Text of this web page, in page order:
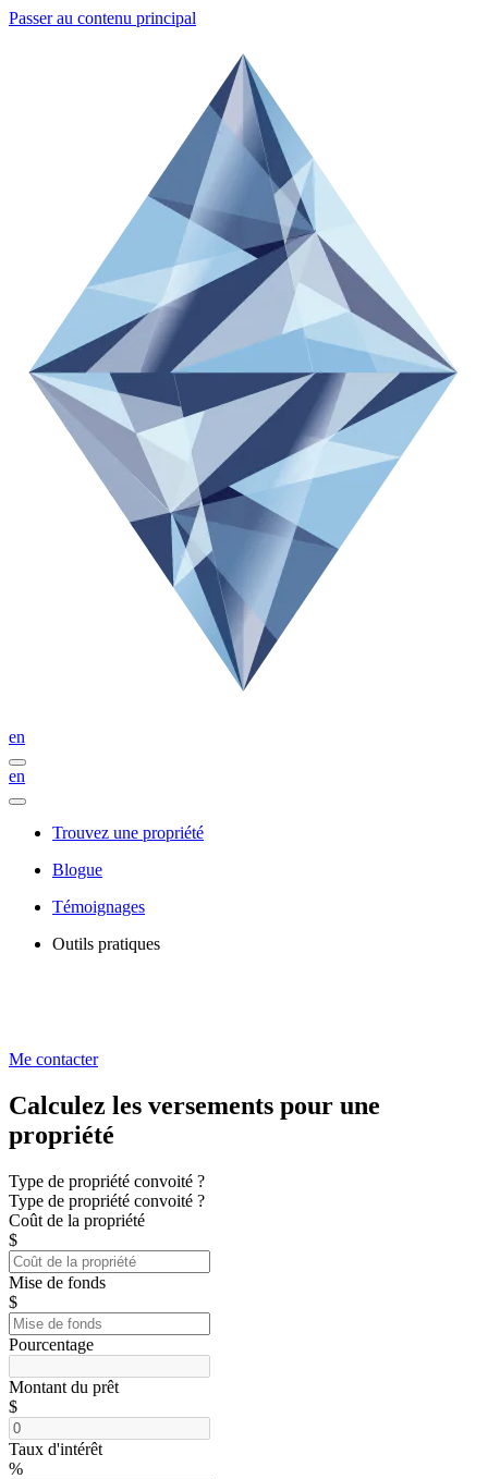
Passer au contenu principal
en
en
Trouvez une propriété
Blogue
Témoignages
Outils pratiques
Me contacter
Calculez les versements pour une
propriété
Type de propriété convoité ?
Type de propriété convoité ?
Coût de la propriété
$
Mise de fonds
$
Pourcentage
Montant du prêt
$
Taux d'intérêt
%